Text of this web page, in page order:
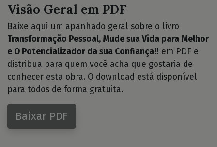
Visão Geral em PDF
Baixe aqui um apanhado geral sobre o livro
Transformação Pessoal, Mude sua Vida para Melhor
e O Potencializador da sua Confiança!! em PDF e
distribua para quem você acha que gostaria de
conhecer esta obra. O download está disponível
para todos de forma gratuita.
Baixar PDF